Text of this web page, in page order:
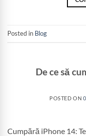
Posted in Blog
De ce să
POSTED ON
Cumpără iPhone 14: